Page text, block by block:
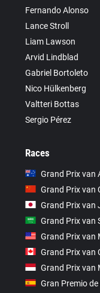
Fernando Alonso
Lance Stroll
Liam Lawson
Arvid Lindblad
Gabriel Bortoleto
Nico Hülkenberg
Valtteri Bottas
Sergio Pérez
Races
Grand Prix van
Grand Prix van
Grand Prix van
Grand Prix van
Grand Prix van
Grand Prix van
Grand Prix van
Gran Premio